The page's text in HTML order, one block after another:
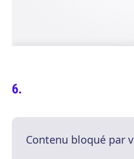
Contenu bloqué par